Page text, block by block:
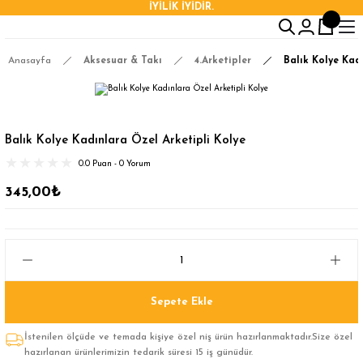
İYİLİK İYİDİR.
Anasayfa Aksesuar & Takı 4.Arketipler Balık Kolye
Balık Kolye Kadınlara Özel Arketipli Kolye
0.0 Puan - 0 Yorum
345,00₺
Sepete Ekle
İstenilen ölçüde ve temada kişiye özel niş ürün hazırlanmaktadır.Size özel
hazırlanan ürünlerimizin tedarik süresi 15 iş günüdür.